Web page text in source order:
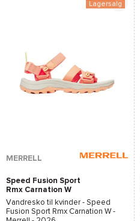
Lagersalg
MERRELL
Speed Fusion Sport
Rmx Carnation W
Vandresko til kvinder - Speed
Fusion Sport Rmx Carnation W -